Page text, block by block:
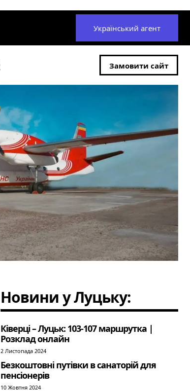
Український агент
Замовити сайт
Новини у Луцьку:
Ківерці – Луцьк: 103-107 маршрутка |
Розклад онлайн
2 Листопада 2024
Безкоштовні путівки в санаторій для
пенсіонерів
10 Жовтня 2024